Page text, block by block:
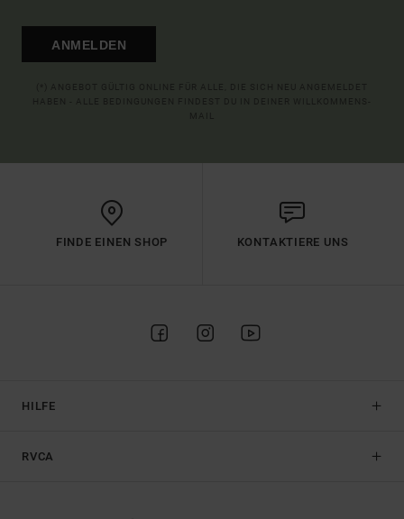
ANMELDEN
FINDE EINEN SHOP KONTAKTIERE UNS
HILFE
RVCA